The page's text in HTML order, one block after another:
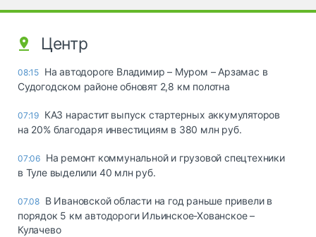
Центр
08:15 На автодороге Владимир – Муром – Арзамас в
Судогодском районе обновят 2,8 км полотна
07:19 КАЗ нарастит выпуск стартерных аккумуляторов
на 20% благодаря инвестициям в 380 млн руб.
07:06 На ремонт коммунальной и грузовой спецтехники
в Туле выделили 40 млн руб.
07.08 В Ивановской области на год раньше привели в
порядок 5 км автодороги Ильинское-Хованское –
Кулачево